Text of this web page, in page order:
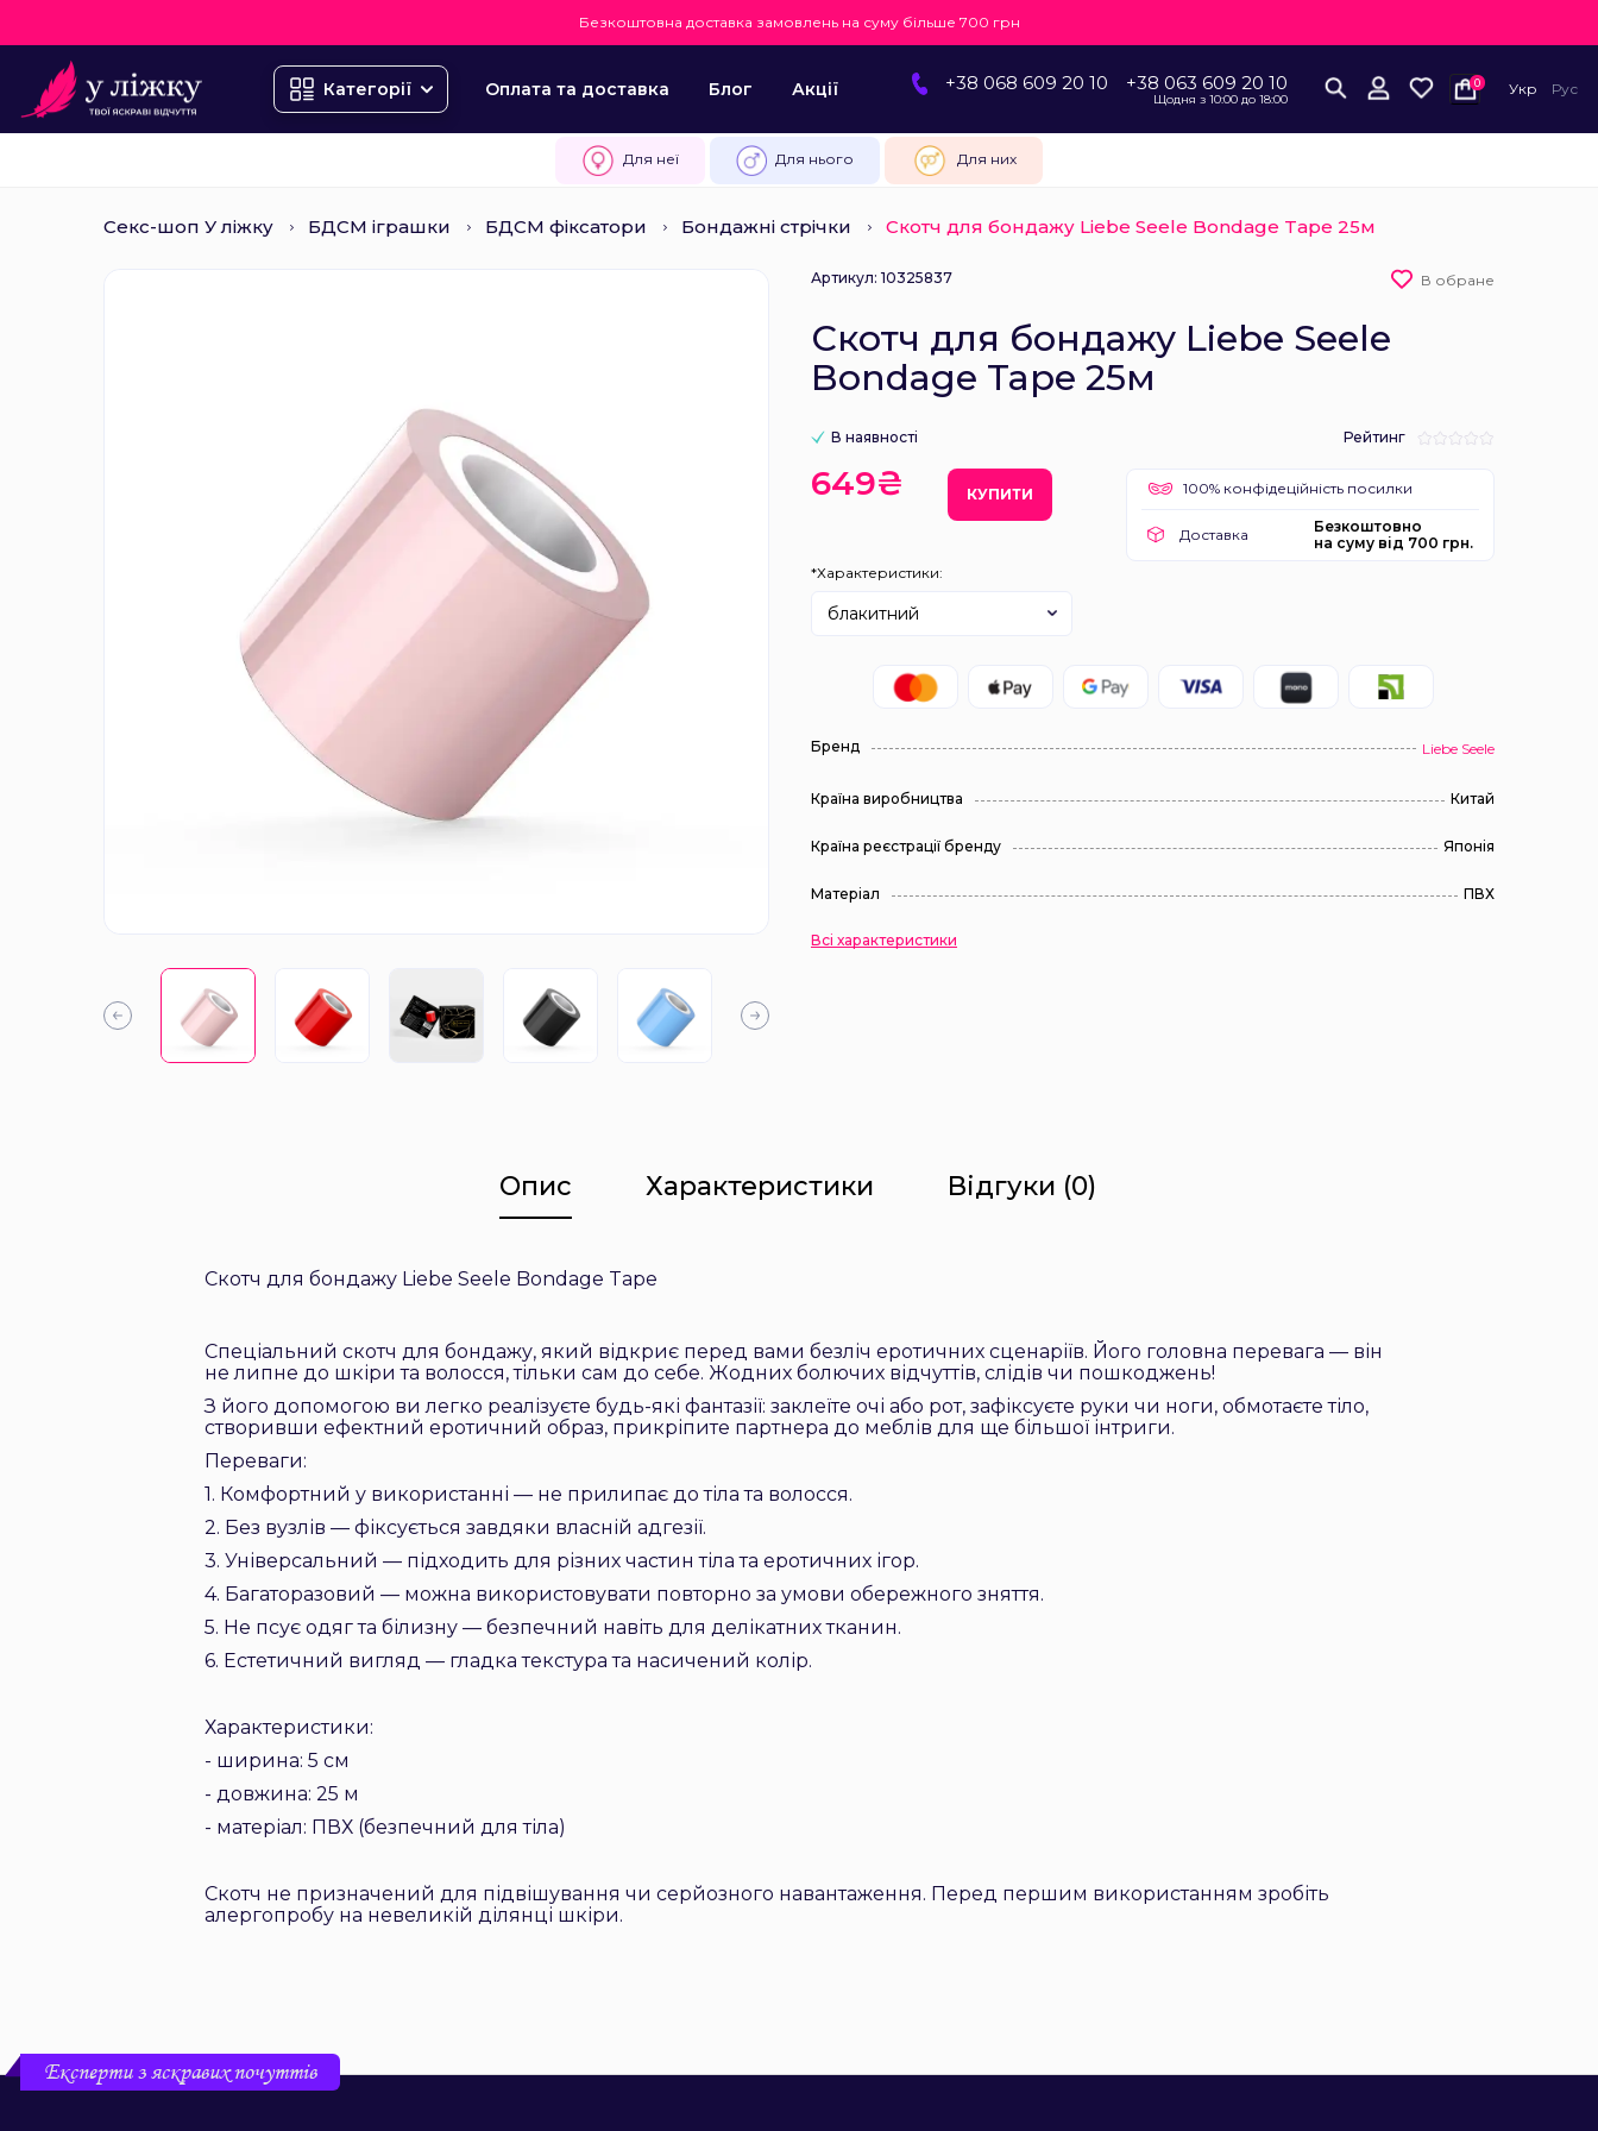
Безкоштовна доставка замовлень на суму більше 700 грн
Категорії Оплата та доставка Блог Акції +38 068 609 20 10 +38 063 609 20 10
Щодня з 10:00 до 18:00
0 Укр Рус
Для неї Для нього Для них
Секс-шоп У ліжку БДСМ іграшки БДСМ фіксатори Бондажні стрічки Скотч для бондажу Liebe Seele Bondage Tape 25м
Артикул: 10325837 В обране
Скотч для бондажу Liebe Seele
Bondage Tape 25м
В наявності Рейтинг
649₴ КУПИТИ 100% конфідеційність посилки
Доставка
Безкоштовно
на суму від 700 грн.
*Характеристики:
блакитний
Бренд Liebe Seele
Країна виробництва Китай
Країна реєстрації бренду Японія
Матеріал ПВХ
Всі характеристики
Опис Характеристики Відгуки (0)
Скотч для бондажу Liebe Seele Bondage Tape
Спеціальний скотч для бондажу, який відкриє перед вами безліч еротичних сценаріїв. Його головна перевага — він
не липне до шкіри та волосся, тільки сам до себе. Жодних болючих відчуттів, слідів чи пошкоджень!
З його допомогою ви легко реалізуєте будь-які фантазії: заклеїте очі або рот, зафіксуєте руки чи ноги, обмотаєте тіло,
створивши ефектний еротичний образ, прикріпите партнера до меблів для ще більшої інтриги.
Переваги:
1. Комфортний у використанні — не прилипає до тіла та волосся.
2. Без вузлів — фіксується завдяки власній адгезії.
3. Універсальний — підходить для різних частин тіла та еротичних ігор.
4. Багаторазовий — можна використовувати повторно за умови обережного зняття.
5. Не псує одяг та білизну — безпечний навіть для делікатних тканин.
6. Естетичний вигляд — гладка текстура та насичений колір.
Характеристики:
- ширина: 5 см
- довжина: 25 м
- матеріал: ПВХ (безпечний для тіла)
Скотч не призначений для підвішування чи серйозного навантаження. Перед першим використанням зробіть
алергопробу на невеликій ділянці шкіри.
Експерти з яскравих почуттів